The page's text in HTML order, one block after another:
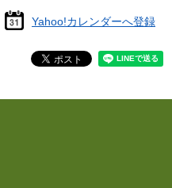
Yahoo!カレンダーへ登録